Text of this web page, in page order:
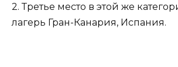
2. Третье место в этой же
лагерь Гран-Канария, Испания.